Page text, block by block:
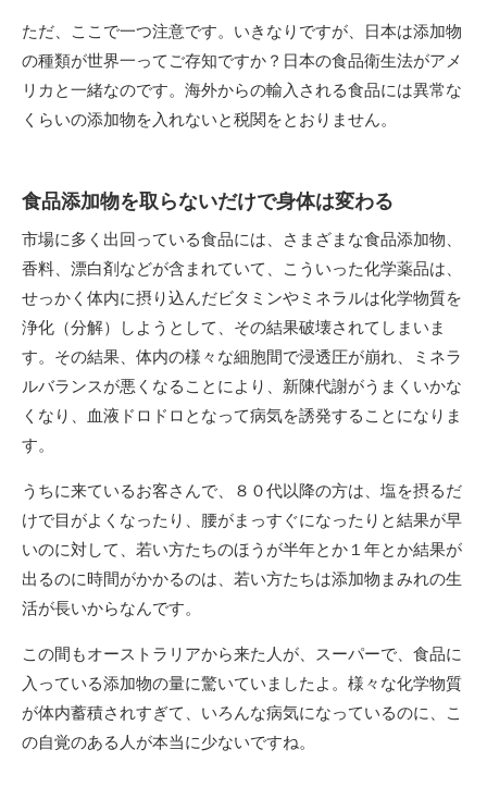
ただ、ここで一つ注意です。いきなりですが、日本は添加物
の種類が世界一ってご存知ですか？日本の食品衛生法がアメ
リカと一緒なのです。海外からの輸入される食品には異常な
くらいの添加物を入れないと税関をとおりません。
食品添加物を取らないだけで身体は変わる
市場に多く出回っている食品には、さまざまな食品添加物、
香料、漂白剤などが含まれていて、こういった化学薬品は、
せっかく体内に摂り込んだビタミンやミネラルは化学物質を
浄化（分解）しようとして、その結果破壊されてしまいま
す。その結果、体内の様々な細胞間で浸透圧が崩れ、ミネラ
ルバランスが悪くなることにより、新陳代謝がうまくいかな
くなり、血液ドロドロとなって病気を誘発することになりま
す。
うちに来ているお客さんで、８０代以降の方は、塩を摂るだ
けで目がよくなったり、腰がまっすぐになったりと結果が早
いのに対して、若い方たちのほうが半年とか１年とか結果が
出るのに時間がかかるのは、若い方たちは添加物まみれの生
活が長いからなんです。
この間もオーストラリアから来た人が、スーパーで、食品に
入っている添加物の量に驚いていましたよ。様々な化学物質
が体内蓄積されすぎて、いろんな病気になっているのに、こ
の自覚のある人が本当に少ないですね。